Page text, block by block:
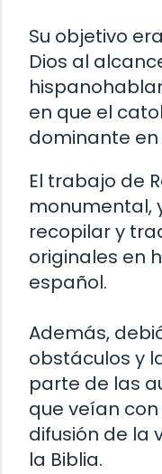
Su objetivo
Dios al
en que el
dominante en
El trabajo de
monumental,
recopilar y
originales en
español.
Además,
obstáculos y
parte de las
que veían
difusión de la
la Biblia.